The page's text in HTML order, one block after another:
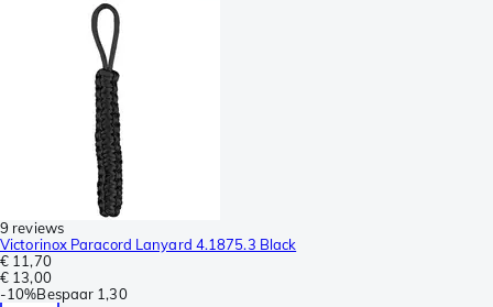
9 reviews
Victorinox Paracord Lanyard 4.1875.3 Black
€ 11,70
€ 13,00
-10%Bespaar 1,30